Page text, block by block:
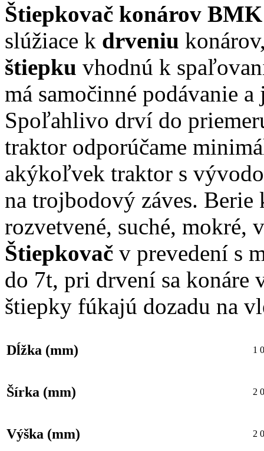
Štiepkovač konárov
slúžiace k drveniu
štiepku vhodnú k
má samočinné podávanie
Spoľahlivo drví do
traktor odporúčame
akýkoľvek traktor s
na trojbodový záves.
rozvetvené, suché, mokré,
Štiepkovač v prevedení s
do 7t, pri drvení sa konáre
štiepky fúkajú dozadu na
Dĺžka (mm) 1
Šírka (mm) 2
Výška (mm) 2